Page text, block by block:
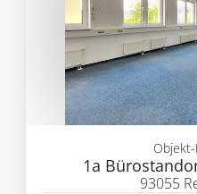
1a
Objekt-
93055